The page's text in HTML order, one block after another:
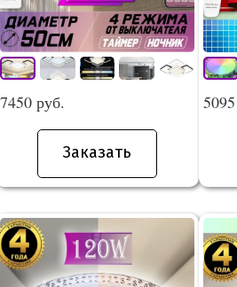
7450 руб.
Заказать